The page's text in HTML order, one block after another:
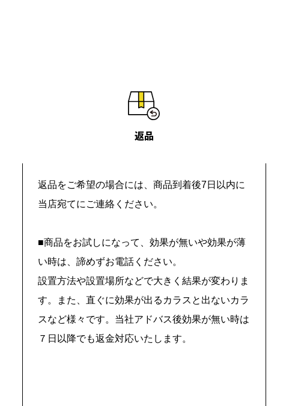
返品
返品をご希望の場合には、商品到着後7日以内に
当店宛てにご連絡ください。
■商品をお試しになって、効果が無いや効果が薄
い時は、諦めずお電話ください。
設置方法や設置場所などで大きく結果が変わりま
す。また、直ぐに効果が出るカラスと出ないカラ
スなど様々です。当社アドバス後効果が無い時は
７日以降でも返金対応いたします。